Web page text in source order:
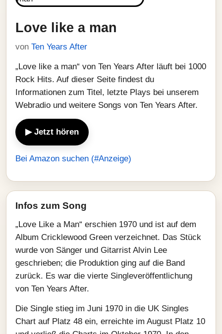
Love like a man
von Ten Years After
„Love like a man“ von Ten Years After läuft bei 1000
Rock Hits. Auf dieser Seite findest du
Informationen zum Titel, letzte Plays bei unserem
Webradio und weitere Songs von Ten Years After.
▶ Jetzt hören
Bei Amazon suchen (#Anzeige)
Infos zum Song
„Love Like a Man“ erschien 1970 und ist auf dem
Album Cricklewood Green verzeichnet. Das Stück
wurde von Sänger und Gitarrist Alvin Lee
geschrieben; die Produktion ging auf die Band
zurück. Es war die vierte Singleveröffentlichung
von Ten Years After.
Die Single stieg im Juni 1970 in die UK Singles
Chart auf Platz 48 ein, erreichte im August Platz 10